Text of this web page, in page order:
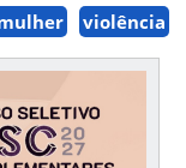
violência